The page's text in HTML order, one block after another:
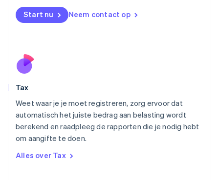
Start nu Neem contact op
Tax
Weet waar je je moet registreren, zorg ervoor dat
automatisch het juiste bedrag aan belasting wordt
berekend en raadpleeg de rapporten die je nodig hebt
om aangifte te doen.
Alles over Tax
Nederland
NederlandsEnglish
English
Oostenrijk
English
Portugal
English
Roemenië
English
Singapore
English 简体中文